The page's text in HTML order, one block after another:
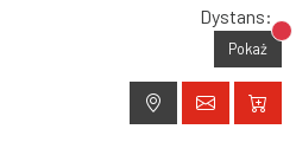
Dystans:
Pokaż